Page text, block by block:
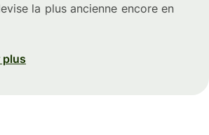
la plus ancienne encore en
plus